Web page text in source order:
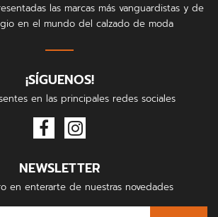
las marcas más vanguardistas y de
en el mundo del calzado de moda
¡SÍGUENOS!
en las principales redes sociales
NEWSLETTER
en enterarte de nuestras novedades